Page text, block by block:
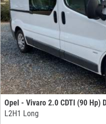
Opel - Vivaro 2.0 CDTI (90 Hp)
L2H1 Long